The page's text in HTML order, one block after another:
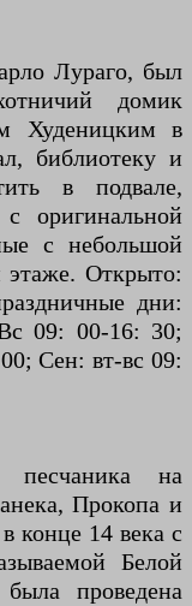
Лураго, был
домик
Худеницким в
библиотеку и
в подвале,
оригинальной
с небольшой
этаже. Открыто:
дни:
09: 00-16: 30;
Сен: вт-вс 09:
на
Прокопа и
конце 14 века с
Белой
проведена